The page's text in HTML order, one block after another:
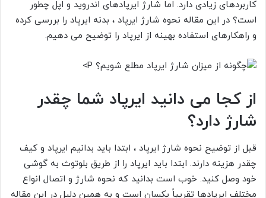
کاربردهای زیادی دارد. اما شارژ ایرپادهای اندروید و اپل چطور
است؟ در این مقاله نحوه شارژ ایرپاد ، بدنه ایرپاد را بررسی کرده
و راهکارهای استفاده بهینه از ایرپاد را توضیح می دهیم.
از کجا می دانید ایرپاد شما چقدر
شارژ دارد؟
قبل از توضیح نحوه شارژ ایرپاد ، ابتدا باید بدانیم ایرپاد و کیف
چقدر هزینه دارند. ابتدا باید ایرپاد را از طریق بلوتوث به گوشی
خود وصل کنید. خوب است بدانید که نحوه شارژ و اتصال انواع
مختلف ایرپادها تقریباً یکسان است و به همین دلیل در این مقاله